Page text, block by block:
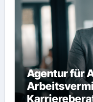
Agentur für